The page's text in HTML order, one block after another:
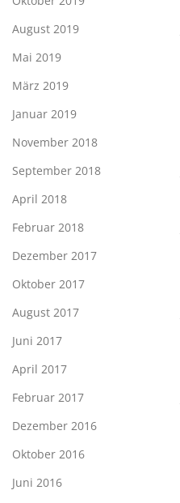
August 2019
Mai 2019
März 2019
Januar 2019
November 2018
September 2018
April 2018
Februar 2018
Dezember 2017
Oktober 2017
August 2017
Juni 2017
April 2017
Februar 2017
Dezember 2016
Oktober 2016
Juni 2016